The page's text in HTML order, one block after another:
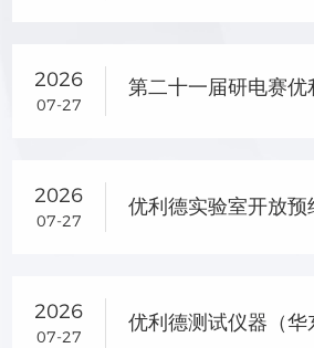
2026
07-27
2026
07-27
2026
07-27